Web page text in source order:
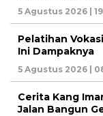
5 Agustus 2026 |
Pelatihan
Ini Dampaknya
5 Agustus 2026 |
Cerita Kang
Jalan Bangun